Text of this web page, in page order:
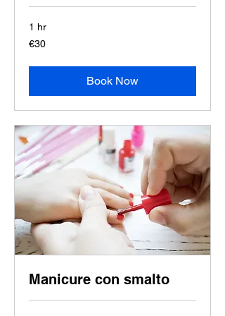
1 hr
30
euros
€30
Book Now
Manicure con smalto